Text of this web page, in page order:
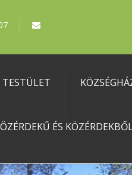
TESTÜLET
ÉS